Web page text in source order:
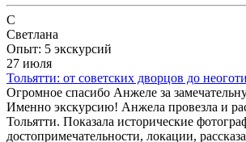
С
Светлана
Опыт: 5 экскурсий
27 июля
Тольятти: от советских дворцов до
Огромное спасибо Анжеле за
Именно экскурсию! Анжела провезла и
Тольятти. Показала исторические
достопримечательности, локации,